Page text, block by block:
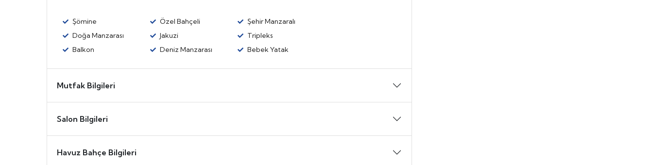
Şömine Özel Bahçeli
Şehir Manzaralı
Doğa Manzarası
Jakuzi
Tripleks
Balkon
Deniz Manzarası Bebek Yatak
Mutfak Bilgileri
Salon Bilgileri
Havuz Bahçe Bilgileri